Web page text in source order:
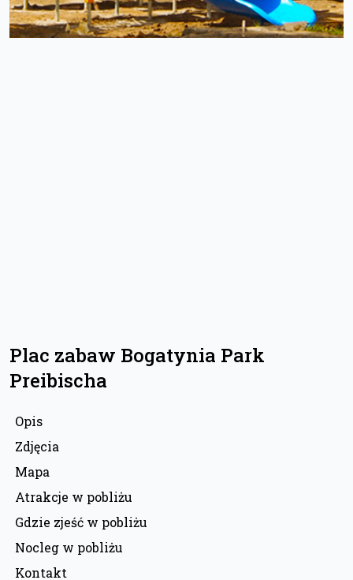
Plac zabaw Bogatynia Park
Preibischa
Opis
Zdjęcia
Mapa
Atrakcje w pobliżu
Gdzie zjeść w pobliżu
Nocleg w pobliżu
Kontakt